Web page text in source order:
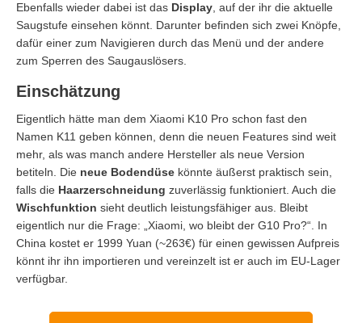
Ebenfalls wieder dabei ist das Display , auf der ihr die aktuelle
Saugstufe einsehen könnt. Darunter befinden sich zwei Knöpfe,
dafür einer zum Navigieren durch das Menü und der andere
zum Sperren des Saugauslösers.
Einschätzung
Eigentlich hätte man dem Xiaomi K10 Pro schon fast den
Namen K11 geben können, denn die neuen Features sind weit
mehr, als was manch andere Hersteller als neue Version
betiteln. Die neue Bodendüse könnte äußerst praktisch sein,
falls die Haarzerschneidung zuverlässig funktioniert. Auch die
Wischfunktion sieht deutlich leistungsfähiger aus. Bleibt
eigentlich nur die Frage: „Xiaomi, wo bleibt der G10 Pro?“. In
China kostet er 1999 Yuan (~263€) für einen gewissen Aufpreis
könnt ihr ihn importieren und vereinzelt ist er auch im EU-Lager
verfügbar.